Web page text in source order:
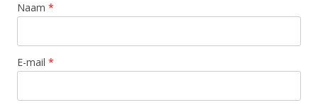
Naam *
E-mail *